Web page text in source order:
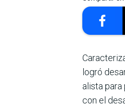
logró
alista
con el